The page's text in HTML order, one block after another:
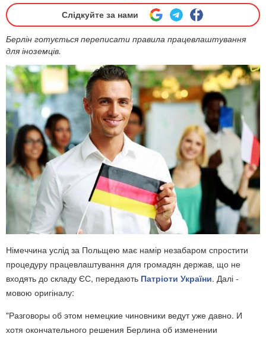
Слідкуйте за нами
Берлін готується переписати правила працевлаштування
для іноземців.
Німеччина услід за Польщею має намір незабаром спростити
процедуру працевлаштування для громадян держав, що не
входять до складу ЄС, передають Патріоти України. Далі -
мовою оригіналу:
"Разговоры об этом немецкие чиновники ведут уже давно. И
хотя окончательного решения Берлина об изменении